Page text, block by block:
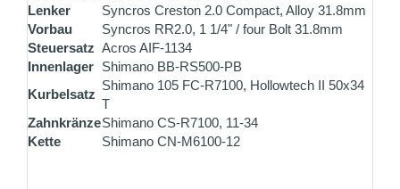
Lenker
Syncros Creston 2.0 Compact, Alloy 31.8mm
Vorbau
Syncros RR2.0, 1 1/4" / four Bolt 31.8mm
Steuersatz Acros AIF-1134
Innenlager Shimano BB-RS500-PB
Kurbelsatz
Shimano 105 FC-R7100, Hollowtech II 50x34
T
ZahnkränzeShimano CS-R7100, 11-34
Kette
Shimano CN-M6100-12